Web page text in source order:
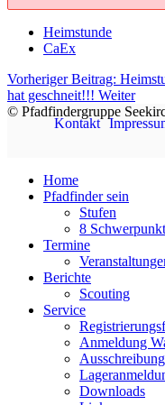
Heimstunde
CaEx
Vorheriger Beitrag:
hat geschneit!!! Weiter
© Pfadfindergruppe
Kontakt
Home
Pfadfinder sein
Stufen
8
Termine
Berichte
Scouting
Service
Anmeldung
Downloads